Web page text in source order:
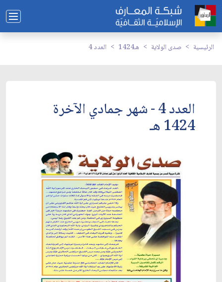
الرئيسية صدى الولاية 1424هـ العدد 4
العدد 4 - شهر جمادي الآخرة
1424 هـ